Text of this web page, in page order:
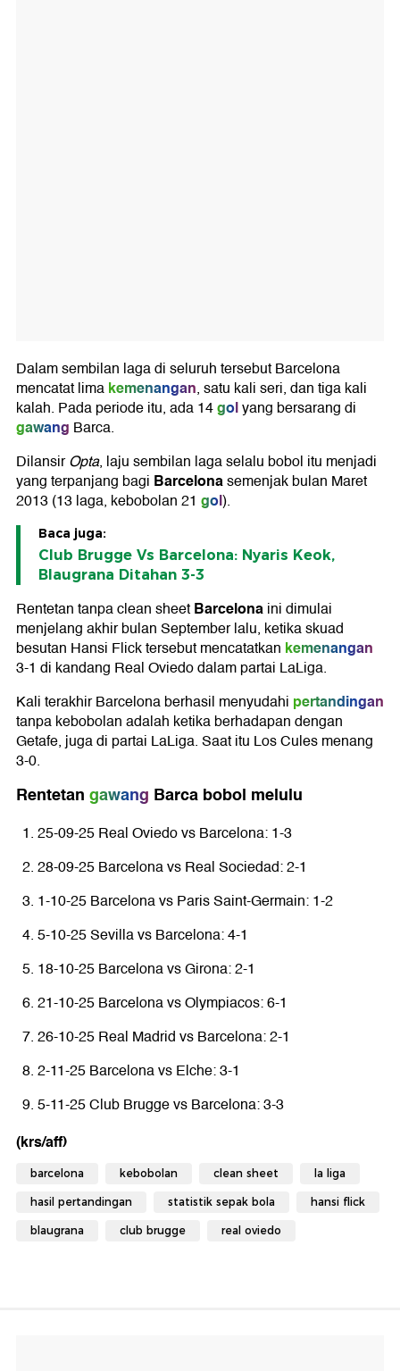
Dalam sembilan laga di seluruh tersebut Barcelona
mencatat limakemenangan, satu kali seri, dan tiga kali
kalah. Pada periode itu, ada 14golyang bersarang di
gawang Barca.
DilansirOpta, laju sembilan laga selalu bobol itu menjadi
yang terpanjang bagi Barcelonasemenjak bulan Maret
2013 (13 laga, kebobolan 21 gol).
Baca juga:
Club Brugge Vs Barcelona: Nyaris Keok,
Blaugrana Ditahan 3-3
Rentetan tanpa clean sheetBarcelonaini dimulai
menjelang akhir bulan September lalu, ketika skuad
besutan Hansi Flick tersebut mencatatkan kemenangan
3-1 di kandang Real Oviedo dalam partai LaLiga.
Kali terakhir Barcelona berhasil menyudahi pertandingan
tanpa kebobolan adalah ketika berhadapan dengan
Getafe, juga di partai LaLiga. Saat itu Los Cules menang
3-0.
Rentetan gawang Barca bobol melulu
25-09-25 Real Oviedo vs Barcelona: 1-3
28-09-25 Barcelona vs Real Sociedad: 2-1
1-10-25 Barcelona vs Paris Saint-Germain: 1-2
5-10-25 Sevilla vs Barcelona: 4-1
18-10-25 Barcelona vs Girona: 2-1
21-10-25 Barcelona vs Olympiacos: 6-1
26-10-25 Real Madrid vs Barcelona: 2-1
2-11-25 Barcelona vs Elche: 3-1
5-11-25 Club Brugge vs Barcelona: 3-3
(krs/aff)
barcelona kebobolan clean sheet la liga
hasil pertandingan statistik sepak bola hansi flick
blaugrana club brugge real oviedo